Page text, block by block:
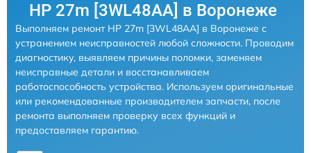
HP 27m [3WL48AA] в Воронеже
Выполняем ремонт HP 27m [3WL48AA] в Воронеже с
устранением неисправностей любой сложности. Проводим
диагностику, выявляем причины поломки, заменяем
неисправные детали и восстанавливаем
работоспособность устройства. Используем оригинальные
или рекомендованные производителем запчасти, после
ремонта выполняем проверку всех функций и
предоставляем гарантию.